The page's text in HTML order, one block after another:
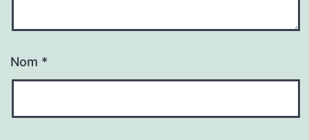
Nom *